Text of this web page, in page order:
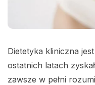
Dietetyka kliniczna
ostatnich latach
zawsze w pełni